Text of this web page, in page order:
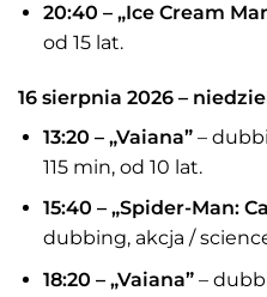
20:40 – „Ice Cream
od 15 lat.
16 sierpnia 2026 –
13:20 – „Vaiana”–
115 min, od 10 lat.
15:40 – „Spider-Man:
dubbing, akcja /
18:20 – „Vaiana”–